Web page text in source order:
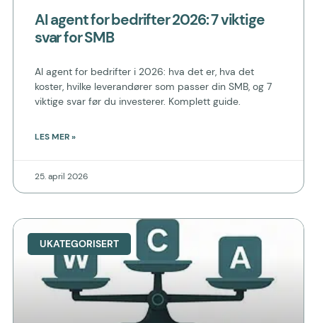
AI agent for bedrifter 2026: 7 viktige
svar for SMB
AI agent for bedrifter i 2026: hva det er, hva det
koster, hvilke leverandører som passer din SMB, og 7
viktige svar før du investerer. Komplett guide.
LES MER »
25. april 2026
UKATEGORISERT